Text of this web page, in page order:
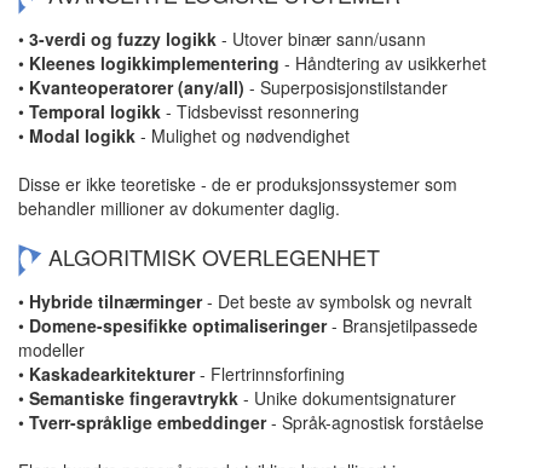
• 3-verdi og fuzzy logikk - Utover binær sann/usann
• Kleenes logikkimplementering - Håndtering av usikkerhet
• Kvanteoperatorer (any/all) - Superposisjonstilstander
• Temporal logikk - Tidsbevisst resonnering
• Modal logikk - Mulighet og nødvendighet
Disse er ikke teoretiske - de er produksjonssystemer som
behandler millioner av dokumenter daglig.
ALGORITMISK OVERLEGENHET
• Hybride tilnærminger- Det beste av symbolsk og nevralt
• Domene-spesifikke optimaliseringer- Bransjetilpassede
modeller
• Kaskadearkitekturer- Flertrinnsforfining
• Semantiske fingeravtrykk - Unike dokumentsignaturer
• Tverr-språklige embeddinger- Språk-agnostisk forståelse